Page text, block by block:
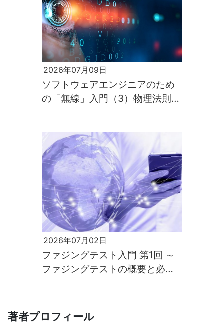
2026年07月09日
ソフトウェアエンジニアのため
の「無線」入門（3）物理法則が
2026年07月02日
ファジングテスト入門 第1回 ～
ファジングテストの概要と必要
著者プロフィール